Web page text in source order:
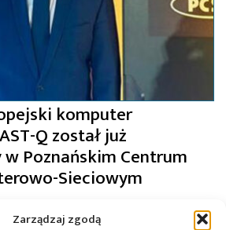
Zarządzaj zgodą
komputer
Q został już
Poznańskim Centrum
Sieciowym